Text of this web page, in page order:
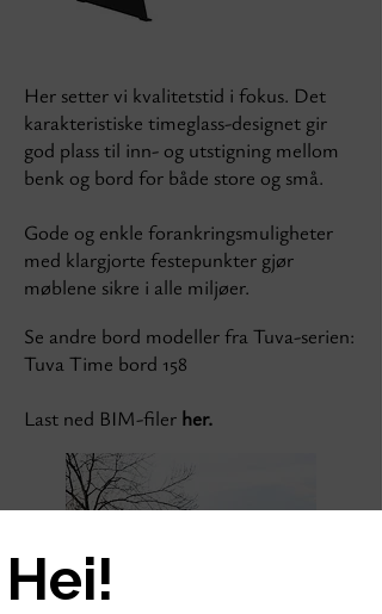
Her setter vi kvalitetstid i fokus. Det
karakteristiske timeglass-designet gir
god plass til inn- og utstigning mellom
benk og bord for både store og små.
Gode og enkle forankringsmuligheter
med klargjorte festepunkter gjør
møblene sikre i alle miljøer.
Se andre bord modeller fra Tuva-serien:
Tuva Time bord 158
Last ned BIM-filer her.
Hei!